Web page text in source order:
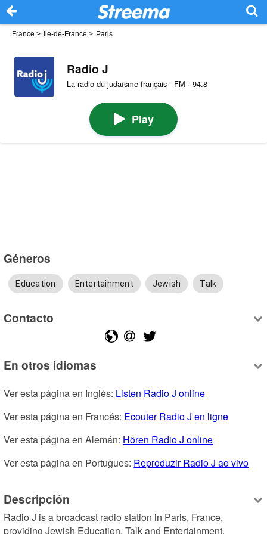
France > Île-de-France > Paris
Radio J
La radio du judaïsme français · FM · 94.8
Play
Géneros
Education Entertainment Jewish Talk
Contacto
En otros idiomas
Ver esta página en Inglés: Listen Radio J online
Ver esta página en Francés: Ecouter Radio J en ligne
Ver esta página en Alemán: Hören Radio J online
Ver esta página en Portugues: Reproduzir Radio J ao vivo
Descripción
Radio J is a broadcast radio station in Paris, France,
providing Jewish Education, Talk and Entertainment.